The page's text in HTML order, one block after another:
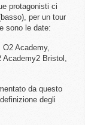
protagonisti ci
per un tour
sono le date:
Academy,
Academy2 Bristol,
da questo
degli